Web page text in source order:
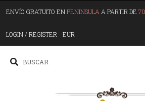
ENVÍO GRATUITO ENPENINSULA A PARTIR DE
LOGIN / REGISTER EUR